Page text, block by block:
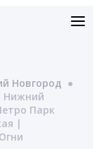
Новгород ●
Нижний
Парк
|